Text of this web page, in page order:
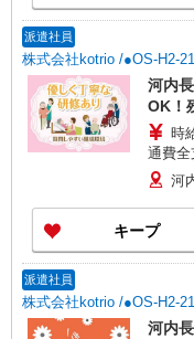
派遣社員
株式会社kotrio /●OS-H2-
河内
OK！
時
通費全
河
キープ
派遣社員
株式会社kotrio /●OS-H2-
河内